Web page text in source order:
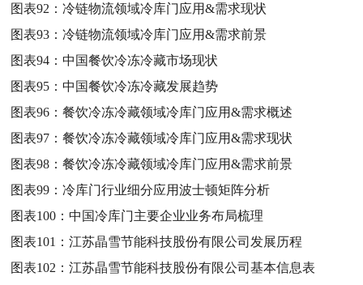
图表92：冷链物流领域冷库门应用&需求现状
图表93：冷链物流领域冷库门应用&需求前景
图表94：中国餐饮冷冻冷藏市场现状
图表95：中国餐饮冷冻冷藏发展趋势
图表96：餐饮冷冻冷藏领域冷库门应用&需求概述
图表97：餐饮冷冻冷藏领域冷库门应用&需求现状
图表98：餐饮冷冻冷藏领域冷库门应用&需求前景
图表99：冷库门行业细分应用波士顿矩阵分析
图表100：中国冷库门主要企业业务布局梳理
图表101：江苏晶雪节能科技股份有限公司发展历程
图表102：江苏晶雪节能科技股份有限公司基本信息表